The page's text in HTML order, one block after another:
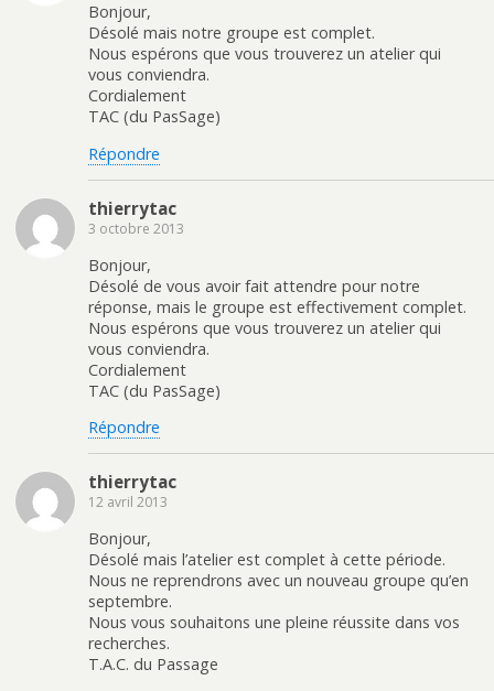
Bonjour,
Désolé mais notre groupe est complet.
Nous espérons que vous trouverez un atelier qui
vous conviendra.
Cordialement
TAC (du PasSage)
Répondre
thierrytac
3 octobre 2013
Bonjour,
Désolé de vous avoir fait attendre pour notre
réponse, mais le groupe est effectivement complet.
Nous espérons que vous trouverez un atelier qui
vous conviendra.
Cordialement
TAC (du PasSage)
Répondre
thierrytac
12 avril 2013
Bonjour,
Désolé mais l’atelier est complet à cette période.
Nous ne reprendrons avec un nouveau groupe qu’en
septembre.
Nous vous souhaitons une pleine réussite dans vos
recherches.
T.A.C. du Passage